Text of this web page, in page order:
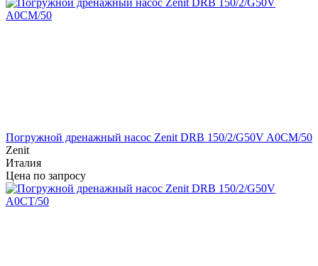
Погружной дренажный насос Zenit DRB 150/2/G50V A0CM/50
Zenit
Италия
Цена по запросу